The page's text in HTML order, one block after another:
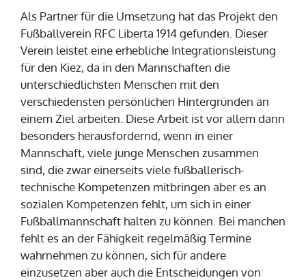
Als Partner für die Umsetzung hat das Projekt den
Fußballverein RFC Liberta 1914 gefunden. Dieser
Verein leistet eine erhebliche Integrationsleistung
für den Kiez, da in den Mannschaften die
unterschiedlichsten Menschen mit den
verschiedensten persönlichen Hintergründen an
einem Ziel arbeiten. Diese Arbeit ist vor allem dann
besonders herausfordernd, wenn in einer
Mannschaft, viele junge Menschen zusammen
sind, die zwar einerseits viele fußballerisch-
technische Kompetenzen mitbringen aber es an
sozialen Kompetenzen fehlt, um sich in einer
Fußballmannschaft halten zu können. Bei manchen
fehlt es an der Fähigkeit regelmäßig Termine
wahrnehmen zu können, sich für andere
einzusetzen aber auch die Entscheidungen von